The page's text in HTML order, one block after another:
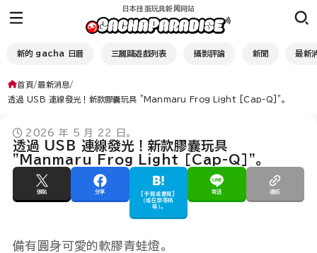
日本扭蛋玩具新闻网站
新的 gacha 日曆 三麗鷗遊戲列表 攝影評論 新聞 最新
首頁 最新消息
透過 USB 連線發光！新款膠囊玩具 "Manmaru Frog Light [Cap-Q]"。
2026 年 5 月 22 日。
透過 USB 連線發光！新款膠囊玩具
"Manmaru Frog Light [Cap-Q]"。
張貼 分享
[手寫或書寫]
（或在部落格
等）。
寄送 連結
備有圓身可愛的軟膠青蛙燈。